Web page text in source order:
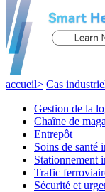
accueil> Cas
Gestion de la
Chaîne de
Entrepôt
Soins de santé
Stationnement
Trafic
Sécurité et